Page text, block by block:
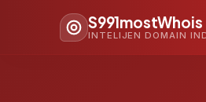
S991mostWhois
INTELIJEN DOMAIN